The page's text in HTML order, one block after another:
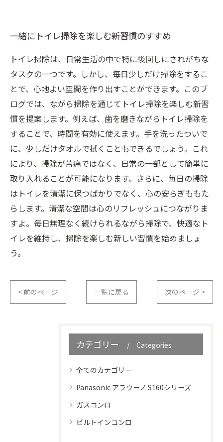
一緒にトイレ掃除を楽しむ新習慣のすすめ
トイレ掃除は、日常生活の中で特に後回しにされがちな
タスクの一つです。しかし、毎日少しだけ掃除をするこ
とで、心地よい空間を作り出すことができます。このブ
ログでは、ながら掃除を通じてトイレ掃除を楽しむ新習
慣を提案します。例えば、歯を磨きながらトイレ掃除を
することで、時間を有効に使えます。手を洗ったついで
に、少しだけタオルで拭くこともできるでしょう。これ
により、掃除が苦痛ではなく、日常の一部として簡単に
取り入れることが可能になります。さらに、毎日の掃除
はトイレを清潔に保つばかりでなく、心の安らぎももた
らします。清潔な空間は心のリフレッシュにつながりま
すよ。毎日無理なく続けられるながら掃除で、快適なト
イレを維持し、掃除を楽しむ新しい習慣を始めましょ
う。
< 前のページ 一覧に戻る 次のページ >
カテゴリー Categories
全てのカテゴリー
Panasonic アラウーノ S160シリーズ
ガスコンロ
ビルトインコンロ